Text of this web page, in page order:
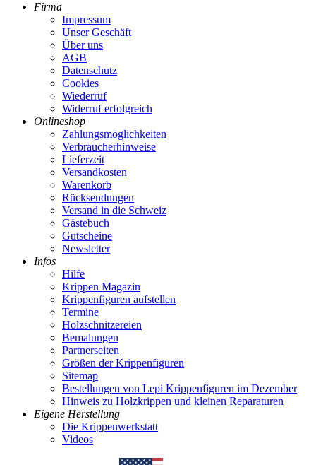
Firma
Impressum
Unser Geschäft
Über uns
AGB
Datenschutz
Cookies
Wiederruf
Widerruf erfolgreich
Onlineshop
Zahlungsmöglichkeiten
Verbraucherhinweise
Lieferzeit
Versandkosten
Warenkorb
Rücksendungen
Versand in die Schweiz
Gästebuch
Gutscheine
Newsletter
Infos
Hilfe
Krippen Magazin
Krippenfiguren aufstellen
Termine
Holzschnitzereien
Bemalungen
Partnerseiten
Größen der Krippenfiguren
Sitemap
Bestellungen von Lepi Krippenfiguren im Dezember
Hinweis zu Holzkrippen und kleinen Reparaturen
Eigene Herstellung
Die Krippenwerkstatt
Videos